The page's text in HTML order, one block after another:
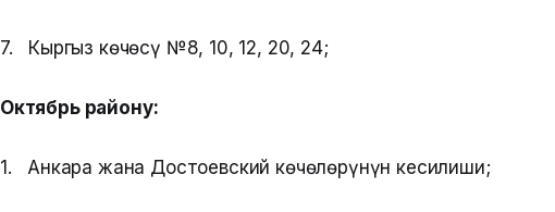
7. Кыргыз көчөсү №8, 10, 12, 20, 24;
Октябрь району:
1. Анкара жана Достоевский көчөлөрүнүн кесилиши;